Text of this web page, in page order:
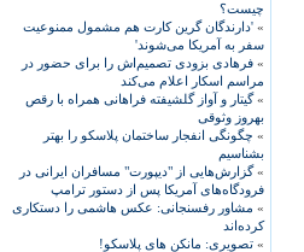
چیست؟
» 'دارندگان گرین کارت هم مشمول ممنوعیت
سفر به آمریکا می‌شوند'
» فرهادی بزودی تصمیم‌اش را برای حضور در
مراسم اسکار اعلام می‌کند
»گیتار و آواز گلشیفته فراهانی همراه با رقص
بهروز وثوقی
» چگونگی انفجار ساختمان پلاسکو را بهتر
بشناسیم
»گزارش‌هایی از "دیپورت" مسافران ایرانی در
فرودگاه‌های آمریکا پس از دستور ترامپ
» مشاور رفسنجانی: عکس هاشمی را دستکاری
کرده‌اند
» تصویری: مانکن های پلاسکو!